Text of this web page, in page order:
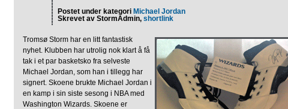
Postet under kategori Michael Jordan
Skrevet av StormAdmin, shortlink
Tromsø Storm har en litt fantastisk
nyhet. Klubben har utrolig nok klart å få
tak i et par basketsko fra selveste
Michael Jordan, som han i tillegg har
signert. Skoene brukte Michael Jordan i
en kamp i sin siste sesong i NBA med
Washington Wizards. Skoene er